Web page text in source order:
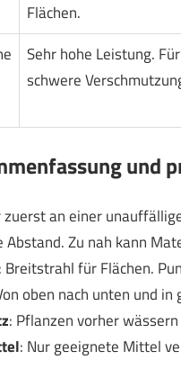
Flächen.
Sehr hohe Leistung.
schwere
und
zuerst an einer
Abstand. Zu nah kann
: Breitstrahl für Flächen.
oben nach unten und
: Pflanzen vorher
: Nur geeignete Mittel